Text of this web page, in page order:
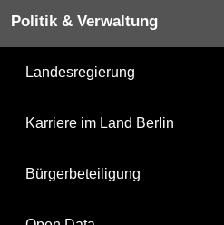
Politik & Verwaltung
Landesregierung
Karriere im Land Berlin
Bürgerbeteiligung